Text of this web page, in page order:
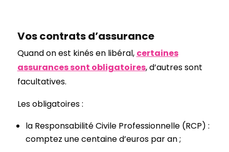
Vos contrats d’assurance
Quand on est kinés en libéral, certaines
assurances sont obligatoires, d’autres sont
facultatives.
Les obligatoires :
la Responsabilité Civile Professionnelle (RCP) :
comptez une centaine d’euros par an ;